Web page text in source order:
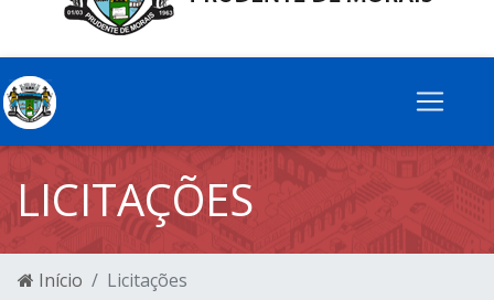
LICITAÇÕES
Início Licitações